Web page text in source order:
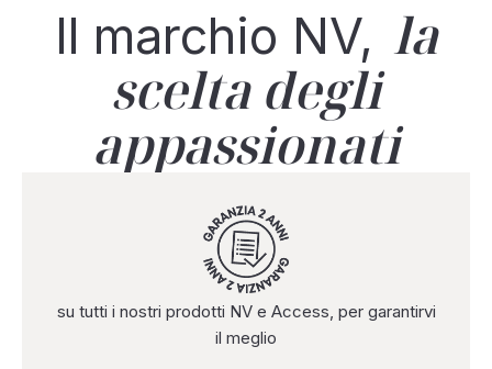
Il marchio NV, la
scelta degli
appassionati
su tutti i nostri prodotti NV e Access, per garantirvi
il meglio